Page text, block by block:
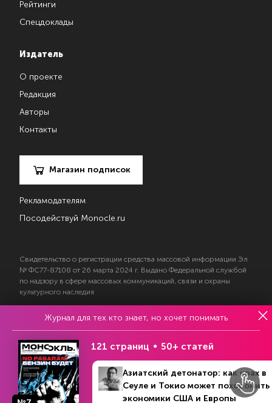
Рейтинги
Спецдоклады
Издатель
О проекте
Редакция
Авторы
Контакты
Магазин подписок
Рекламодателям
Посодействуй Monocle.ru
Свидетельство о регистрации средства массовой информации Эл
№ ФС77-87108 от 26 марта 2024 г. Выдано Федеральной службой
по надзору в сфере массовых коммуникаций, связи и охраны
культурного наследия
© 2017—2026 АНО «Творческий коллектив Эксперт»
Политика конфиденциальности
Условия использования материалов
Согласие на обработку персональных данных
Журнал для тех кто знает, но хочет понимать
121 страниц 50+ статей
Азиатский детонатор: как крах в
Сеуле и Токио может похоронить
экономики США и Европы